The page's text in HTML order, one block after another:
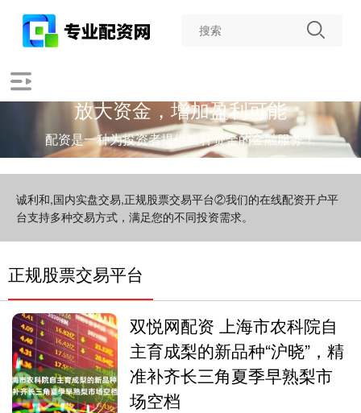
放大资金，增加盈利可能
配资是一种为投资者提供杠杆资金的金融服务！
诚利和,国内实盘交易,正规股票交易平台②我们的在线配资开户平
台支持多种交易方式，满足您的不同投资需求。
正规股票交易平台
双悦网配资 上海市农科院自
主育成梨的新品种“沪晓”，精
准补齐长三角夏季早熟梨市
场空档